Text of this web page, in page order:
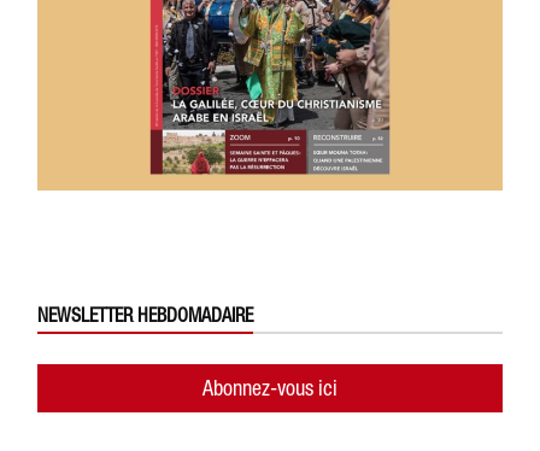
NEWSLETTER HEBDOMADAIRE
Abonnez-vous ici